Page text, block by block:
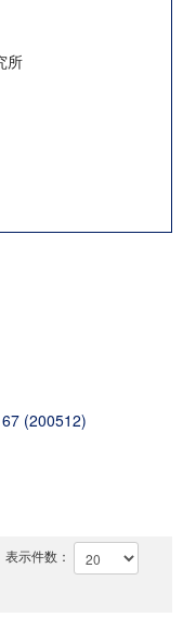
所
ト
ラム市民社会ガバナンス
67 (200512)
表示件数：